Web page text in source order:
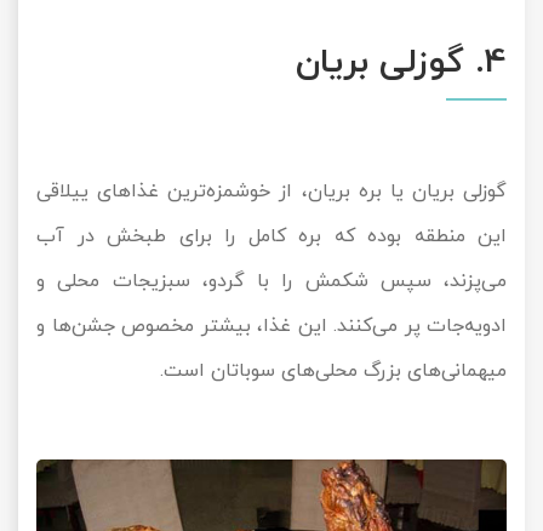
4. گوزلی بریان
گوزلی بریان یا بره بریان، از خوشمزه‌ترین غذاهای ییلاقی
این منطقه بوده که بره کامل را برای طبخش در آب
می‌پزند، سپس شکمش را با گردو، سبزیجات محلی و
ادویه‌جات پر می‌کنند. این غذا، بیشتر مخصوص جشن‌ها و
میهمانی‌های بزرگ محلی‌های سوباتان است.